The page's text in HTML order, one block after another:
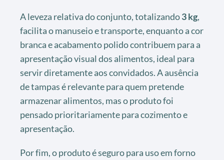
A leveza relativa do conjunto, totalizando3 kg,
facilita o manuseio e transporte, enquanto a cor
branca e acabamento polido contribuem para a
apresentação visual dos alimentos, ideal para
servir diretamente aos convidados. A ausência
de tampas é relevante para quem pretende
armazenar alimentos, mas o produto foi
pensado prioritariamente para cozimento e
apresentação.
Por fim, o produto é seguro para uso em forno